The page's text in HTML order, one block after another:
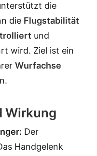
die
die Flugstabilität
und
wird. Ziel ist ein
Wurfachse
Wirkung
Der
Handgelenk